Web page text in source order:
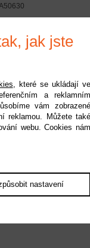
1
jak jste
, které se ukládají
a reklamním
vám zobrazené
reklamou. Můžete také
webu. Cookies nám
nastavení